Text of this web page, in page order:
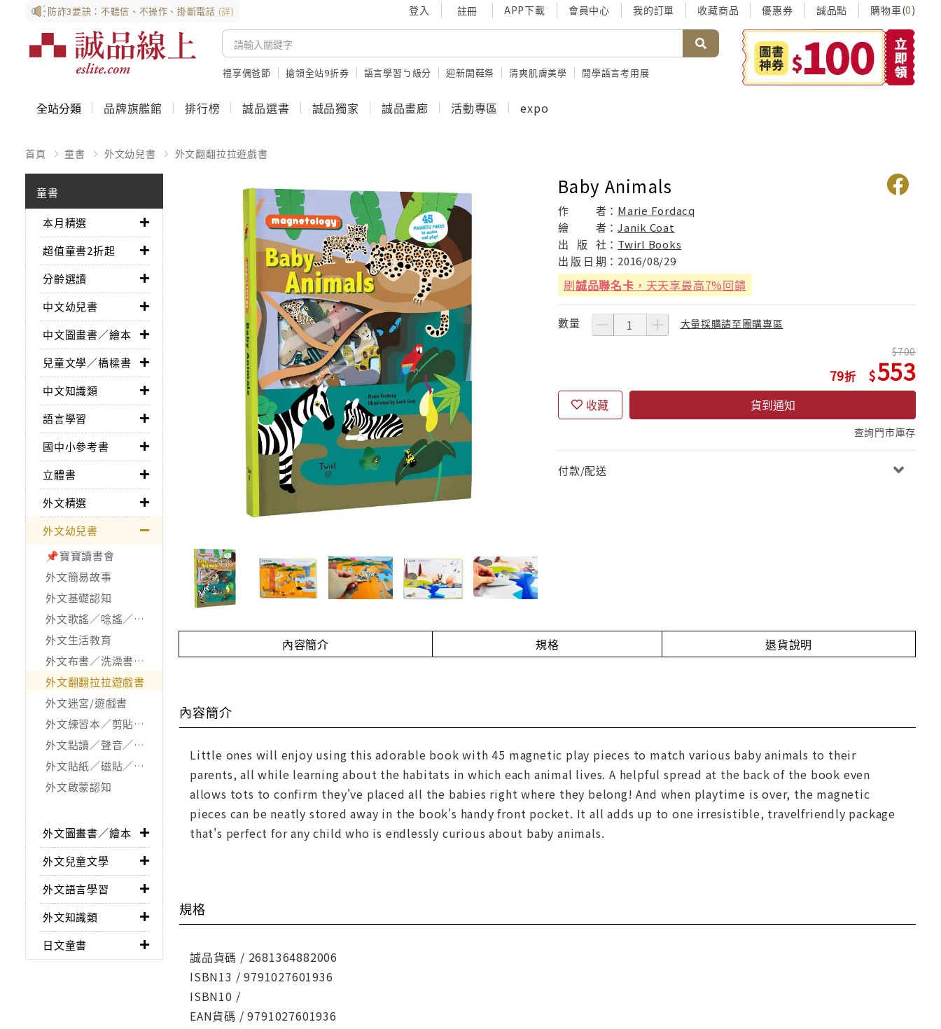
防詐3要訣：不聽信、不操作、掛斷電話 (詳) 登入 註冊 APP下載 會員中心 我的訂單 收藏商品 優惠券 誠品點 購物車(0)
禮享偶爸節 搶領全站9折券 語言學習ㄅ級分 迎新開鞋祭 清爽肌膚美學 開學語言考用展
全站分類 品牌旗艦館 排行榜 誠品選書 誠品獨家 誠品畫廊 活動專區 expo
首頁 童書 外文幼兒書 外文翻翻拉拉遊戲書
童書
本月精選
超值童書2折起
分齡選讀
中文幼兒書
中文圖畫書／繪本
兒童文學／橋樑書
中文知識類
語言學習
國中小參考書
立體書
外文精選
外文幼兒書
📌寶寶讀書會
外文簡易故事
外文基礎認知
外文歌謠／唸謠／手指謠
外文生活教育
外文布書／洗澡書／觸摸書
外文翻翻拉拉遊戲書
外文迷宮/遊戲書
外文練習本／剪貼．著色本
外文點讀／聲音／按鍵／發光書
外文貼紙／磁貼／拼圖書
外文啟蒙認知
外文圖畫書／繪本
外文兒童文學
外文語言學習
外文知識類
日文童書
Baby Animals
作 者： Marie Fordacq
繪
者：Janik Coat
出
版 社： Twirl Books
出 版 日 期： 2016/08/29
刷誠品聯名卡 ，天天享最高7%回饋
數量 大量採購請至團購專區
79
700
553
收藏 貨到通知
查詢門市庫存
付款/配送
內容簡介 規格 退貨說明
內容簡介
Little ones will enjoy using this adorable book with 45 magnetic play pieces to match various baby animals to their
parents, all while learning about the habitats in which each animal lives. A helpful spread at the back of the book even
allows tots to confirm they've placed all the babies right where they belong! And when playtime is over, the magnetic
pieces can be neatly stored away in the book's handy front pocket. It all adds up to one irresistible, travelfriendly package
that's perfect for any child who is endlessly curious about baby animals.
規格
誠品貨碼 / 2681364882006
ISBN13 / 9791027601936
ISBN10 /
EAN貨碼 / 9791027601936